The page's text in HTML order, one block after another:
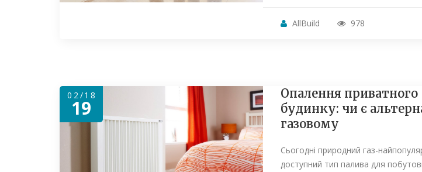
AllBuild 978
02/18
19
Опалення приватного
будинку: чи є
газовому
Сьогодні природний газ-
доступний тип палива для